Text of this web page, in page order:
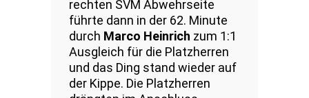
rechten SVM Abwehrseite
führte dann in der 62. Minute
durch Marco Heinrich zum 1:1
Ausgleich für die Platzherren
und das Ding stand wieder auf
der Kippe. Die Platzherren